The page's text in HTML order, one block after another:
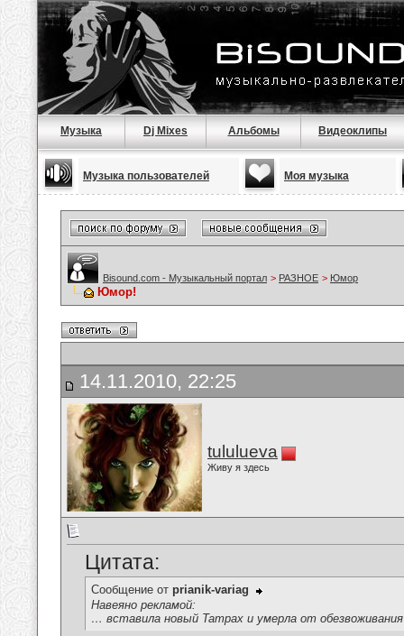
Музыка Dj Mixes Альбомы Видеоклипы
Музыка пользователей Моя музыка
Bisound.com - Музыкальный портал > РАЗНОЕ > Юмор
Юмор!
14.11.2010, 22:25
tululueva
Живу я здесь
Цитата:
Сообщение от prianik-variag
Навеяно рекламой:
… вставила новый Tampax и умерла от